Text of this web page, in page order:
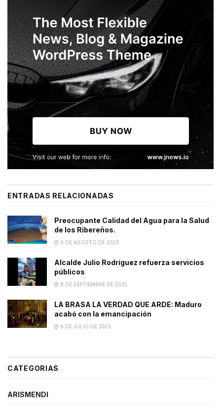
ENTRADAS RELACIONADAS
Preocupante Calidad del Agua para la Salud
de los Ribereños.
9 DE AGOSTO DE 2023
Alcalde Julio Rodríguez refuerza servicios
públicos
8 DE SEPTIEMBRE DE 2025
LA BRASA LA VERDAD QUE ARDE: Maduro
acabó con la emancipación
6 DE JULIO DE 2023
CATEGORIAS
ARISMENDI